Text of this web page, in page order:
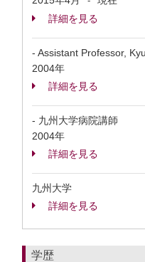
詳細を見る
- Assistant Professor,
2004年
詳細を見る
- 九州大学病院講師
2004年
詳細を見る
九州大学
詳細を見る
学歴